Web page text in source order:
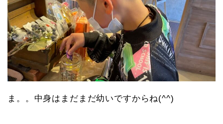
ま。。中身はまだまだ幼いですからね(^^)